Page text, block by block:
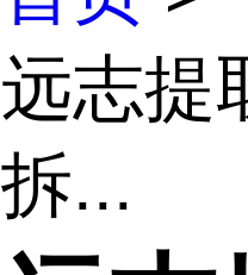
远志提
拆...